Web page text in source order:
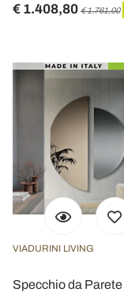
€ 1.408,80 € 1.761,00
VIADURINI LIVING
Specchio da Parete